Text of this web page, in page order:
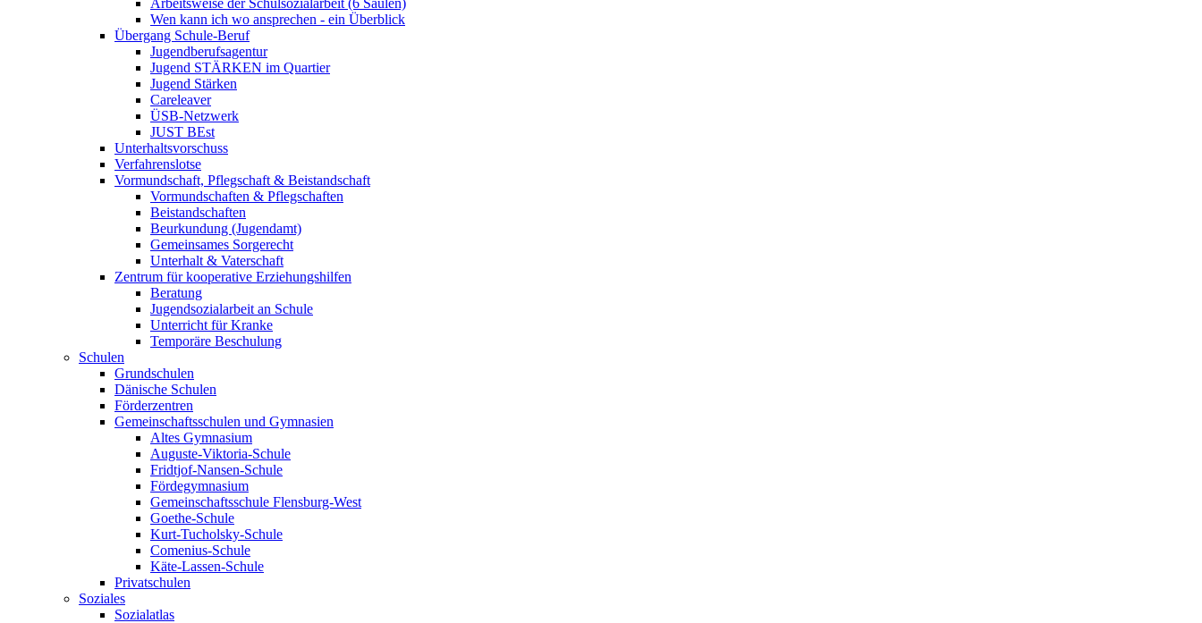
Arbeitsweise der Schulsozialarbeit (6 Säulen)
Wen kann ich wo ansprechen - ein Überblick
Übergang Schule-Beruf
Jugendberufsagentur
Jugend STÄRKEN im Quartier
Jugend Stärken
Careleaver
ÜSB-Netzwerk
JUST BEst
Unterhaltsvorschuss
Verfahrenslotse
Vormundschaft, Pflegschaft & Beistandschaft
Vormundschaften & Pflegschaften
Beistandschaften
Beurkundung (Jugendamt)
Gemeinsames Sorgerecht
Unterhalt & Vaterschaft
Zentrum für kooperative Erziehungshilfen
Beratung
Jugendsozialarbeit an Schule
Unterricht für Kranke
Temporäre Beschulung
Schulen
Grundschulen
Dänische Schulen
Förderzentren
Gemeinschaftsschulen und Gymnasien
Altes Gymnasium
Auguste-Viktoria-Schule
Fridtjof-Nansen-Schule
Fördegymnasium
Gemeinschaftsschule Flensburg-West
Goethe-Schule
Kurt-Tucholsky-Schule
Comenius-Schule
Käte-Lassen-Schule
Privatschulen
Soziales
Sozialatlas